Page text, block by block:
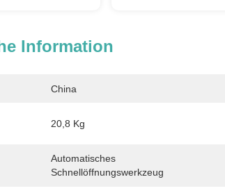
Information
China
20,8 Kg
Automatisches
Schnellöffnungswerkzeug